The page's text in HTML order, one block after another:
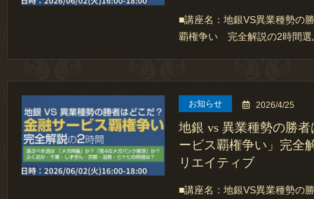
■講座名：地銀VS異業種勢の
覇権争い 完全解説の2時間
お知らせ 2026/4/25
地銀 vs 異業種勢の勝
ービス覇権争い」完全
リエイティブ
■講座名：地銀VS異業種勢の